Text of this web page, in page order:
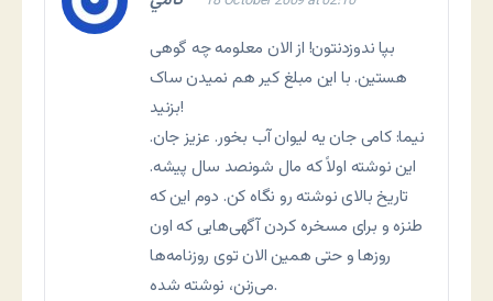
بپا ندوزدنتون! از الان معلومه چه گوهی
هستین. با این مبلغ کیر هم نمیدن ساک
بزنید!
نیما: کامی جان یه لیوان آب بخور. عزیز جان.
این نوشته اولاً که مال شونصد سال پیشه.
تاریخ بالای نوشته رو نگاه کن. دوم این که
طنزه و برای مسخره کردن آگهی‌هایی که اون
روزها و حتی همین الان توی روزنامه‌ها
می‌زنن، نوشته شده.